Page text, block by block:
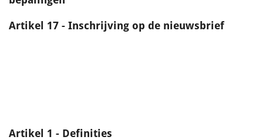
Artikel 17 - Inschrijving op de nieuwsbrief
Artikel 1 - Definities